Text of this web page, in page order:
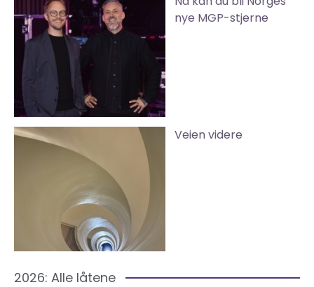
nye MGP-stjerne
Veien videre
2026: Alle låtene